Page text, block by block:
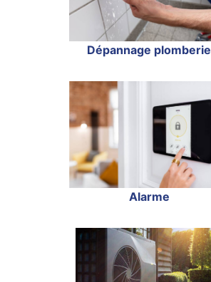
Dépannage plomberie
Alarme